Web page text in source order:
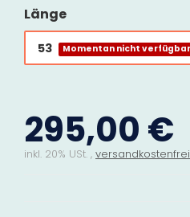
Länge
53 Momentan nicht verfügbar
295,00 €
inkl. 20% USt. ,